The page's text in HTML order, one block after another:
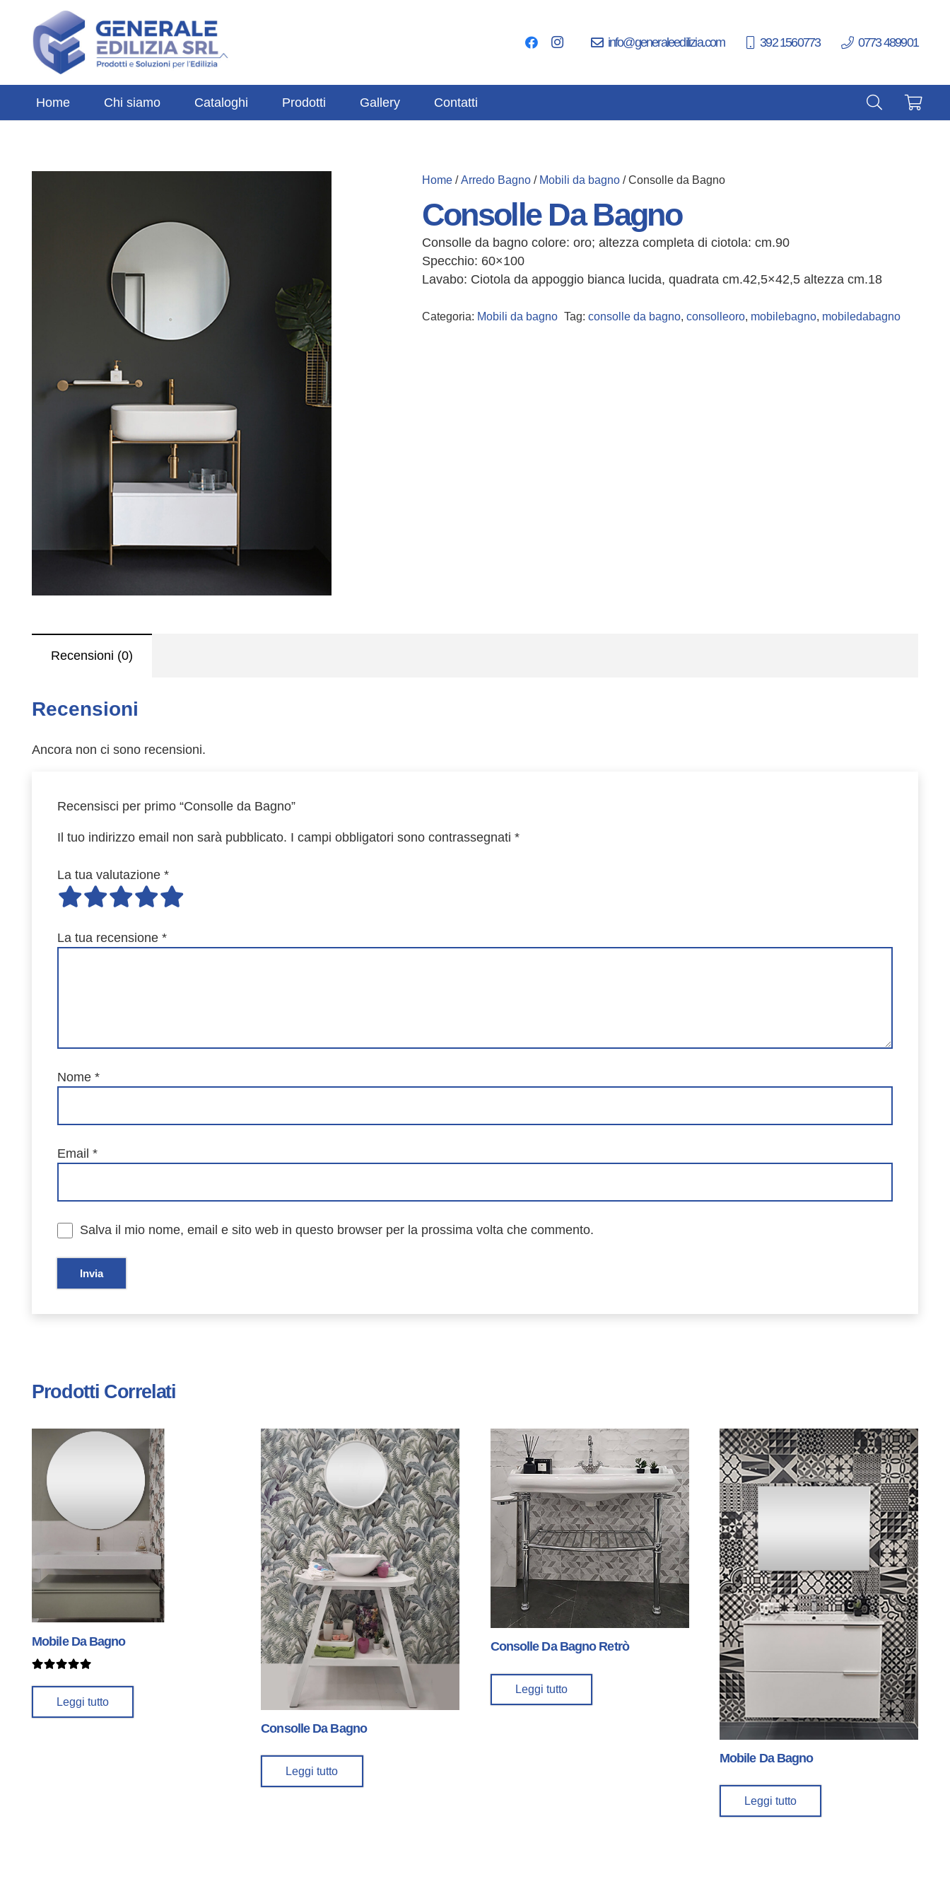
info@generaleedilizia.com 392 1560773 0773 489901
Home Chi siamo Cataloghi Prodotti Gallery Contatti
Home/Arredo Bagno/ Mobili da bagno/ Consolle da Bagno
Consolle Da Bagno
Consolle da bagno colore: oro; altezza completa di ciotola: cm.90
Specchio: 60×100
Lavabo: Ciotola da appoggio bianca lucida, quadrata cm.42,5×42,5 altezza cm.18
Categoria: Mobili da bagno Tag:consolle da bagno,consolleoro, mobilebagno, mobiledabagno
Recensioni (0)
Recensioni
Ancora non ci sono recensioni.
Recensisci per primo “Consolle da Bagno”
Il tuo indirizzo email non sarà pubblicato. I campi obbligatori sono contrassegnati *
La tua valutazione *
La tua recensione *
Nome *
Email *
Salva il mio nome, email e sito web in questo browser per la prossima volta che commento.
Prodotti Correlati
Mobile Da Bagno
Leggi tutto
Consolle Da Bagno
Leggi tutto
Consolle Da Bagno Retrò
Leggi tutto
Mobile Da Bagno
Leggi tutto